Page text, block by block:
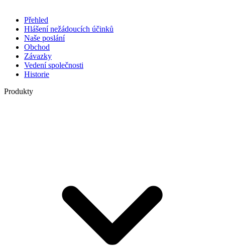
Přehled
Hlášení nežádoucích účinků
Naše poslání
Obchod
Závazky
Vedení společnosti
Historie
Produkty